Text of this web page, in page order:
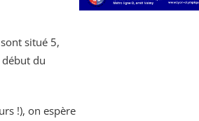
situé 5,
du
!), on espère